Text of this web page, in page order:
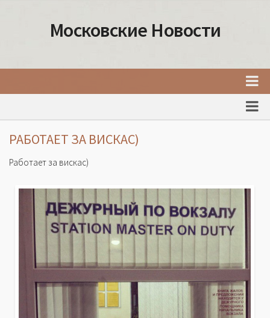
Московские Новости
Интересные места Москвы
Факты о Москве
Москва
Товары и услуги Москвы
РАБОТАЕТ ЗА ВИСКАС)
Работает за вискас)